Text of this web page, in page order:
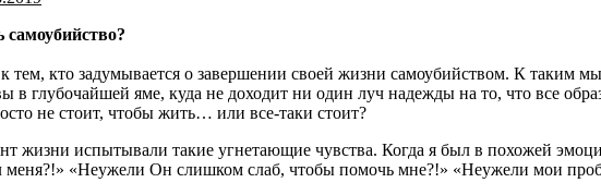
тем, кто задумывается о завершении своей жизни самоубийством. К таким
в глубочайшей яме, куда не доходит ни один луч надежды на то, что все
не стоит, чтобы жить… или все-таки стоит?
жизни испытывали такие угнетающие чувства. Когда я был в похожей
меня?!» «Неужели Он слишком слаб, чтобы помочь мне?!» «Неужели мои